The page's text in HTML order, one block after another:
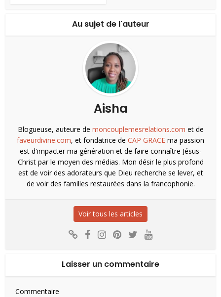
Au sujet de l'auteur
Aisha
Blogueuse, auteure de moncouplemesrelations.com et de
faveurdivine.com, et fondatrice de CAP GRACE ma passion
est d'impacter ma génération et de faire connaître Jésus-
Christ par le moyen des médias. Mon désir le plus profond
est de voir des adorateurs que Dieu recherche se lever, et
de voir des familles restaurées dans la francophonie.
Voir tous les articles
Laisser un commentaire
Commentaire